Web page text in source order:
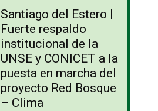
Santiago del Estero |
Fuerte respaldo
institucional de la
UNSE y CONICET a la
puesta en marcha del
proyecto Red Bosque
– Clima